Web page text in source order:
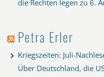
die Rechten legen zu 6.
Petra Erler
Kriegszeiten: Juli-
Über Deutschland, die